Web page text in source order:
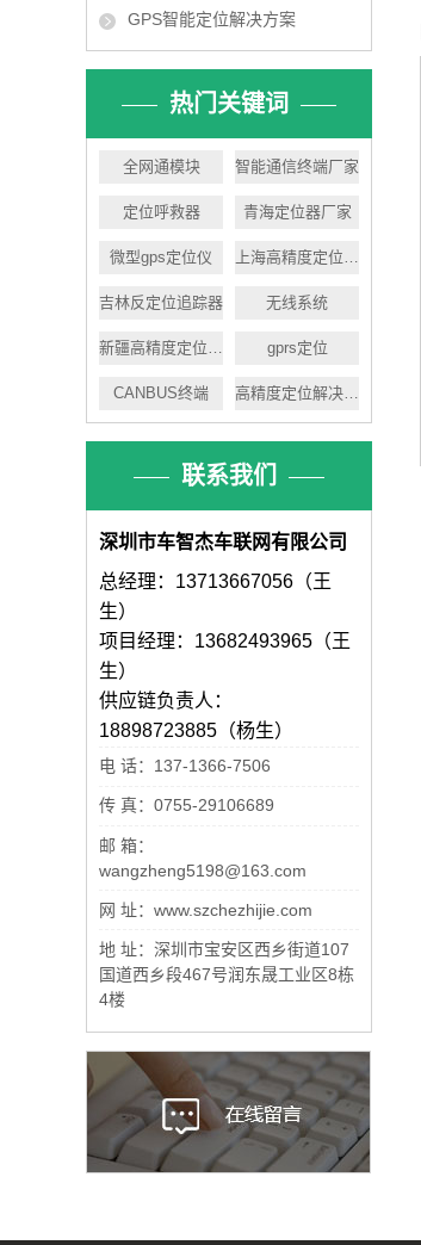
GPS智能定位解决方案
热门关键词
全网通模块 智能通信终端厂家
定位呼救器 青海定位器厂家
微型gps定位仪
吉林反定位追踪器 无线系统
gprs定位
CANBUS终端
联系我们
深圳市车智杰车联网有限公司
总经理：13713667056（王
生）
项目经理：13682493965（王
生）
供应链负责人：
18898723885（杨生）
电 话：137-1366-7506
传 真：0755-29106689
邮 箱：
wangzheng5198@163.com
网 址：www.szchezhijie.com
地 址：深圳市宝安区西乡街道107
国道西乡段467号润东晟工业区8栋
4楼